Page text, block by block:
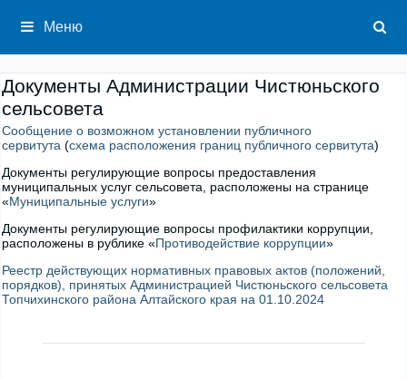
содержимому
Меню
Документы Администрации Чистюньского
сельсовета
Сообщение о возможном установлении публичного
сервитута (схема расположения границ публичного сервитута)
Документы регулирующие вопросы предоставления
муниципальных услуг сельсовета, расположены на странице
«Муниципальные услуги»
Документы регулирующие вопросы профилактики коррупции,
расположены в рублике «Противодействие коррупции»
Реестр действующих нормативных правовых актов (положений,
порядков), принятых Администрацией Чистюньского сельсовета
Топчихинского района Алтайского края на 01.10.2024